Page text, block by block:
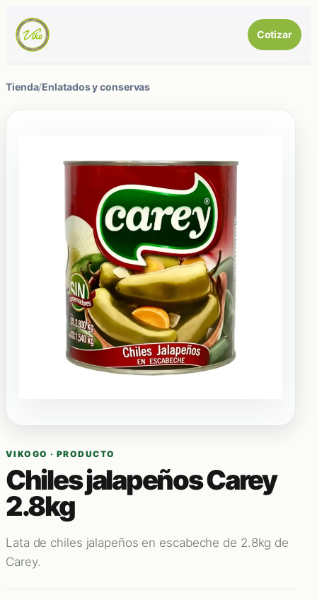
Cotizar
Tienda/Enlatados y conservas
VIKOGO · PRODUCTO
Chiles jalapeños Carey
2.8kg
Lata de chiles jalapeños en escabeche de 2.8kg de
Carey.